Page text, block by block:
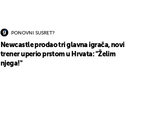
PONOVNI SUSRET?
Newcastle prodao tri glavna igrača, novi
trener uperio prstom u Hrvata: "Želim
njega!"